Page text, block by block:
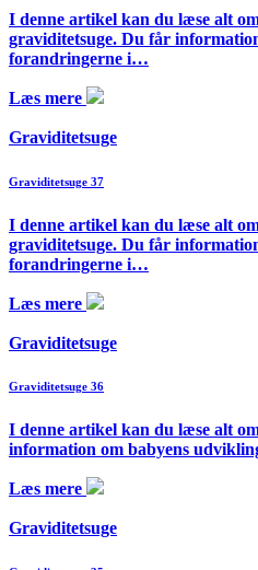
I denne artikel kan du læse alt
graviditetsuge. Du får
forandringerne i…
Læs mere
Graviditetsuge
Graviditetsuge 37
I denne artikel kan du læse alt
graviditetsuge. Du får
forandringerne i…
Læs mere
Graviditetsuge
Graviditetsuge 36
I denne artikel kan du læse alt
information om babyens
Læs mere
Graviditetsuge